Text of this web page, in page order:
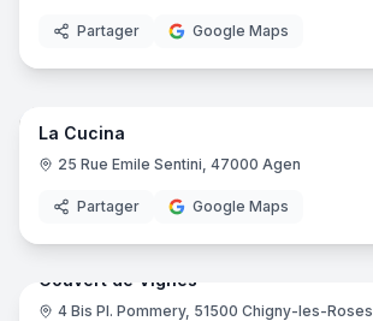
Partager Google Maps
La Cucina
25 Rue Emile Sentini, 47000 Agen
Partager Google Maps
Couvert de Vignes
4 Bis Pl. Pommery, 51500 Chigny-les-Roses